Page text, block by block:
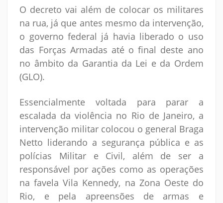
O decreto vai além de colocar os militares
na rua, já que antes mesmo da intervenção,
o governo federal já havia liberado o uso
das Forças Armadas até o final deste ano
no âmbito da Garantia da Lei e da Ordem
(GLO).
Essencialmente voltada para parar a
escalada da violência no Rio de Janeiro, a
intervenção militar colocou o general Braga
Netto liderando a segurança pública e as
polícias Militar e Civil, além de ser a
responsável por ações como as operações
na favela Vila Kennedy, na Zona Oeste do
Rio, e pela apreensões de armas e